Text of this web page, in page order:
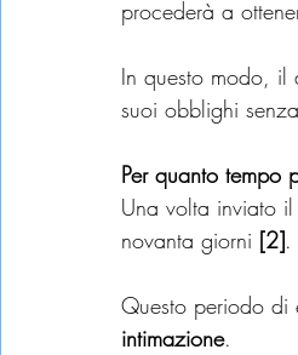
procederà a
In questo modo, il
suoi obblighi
Per quanto tempo
Una volta inviato il
novanta giorni [2].
Questo periodo di
intimazione.